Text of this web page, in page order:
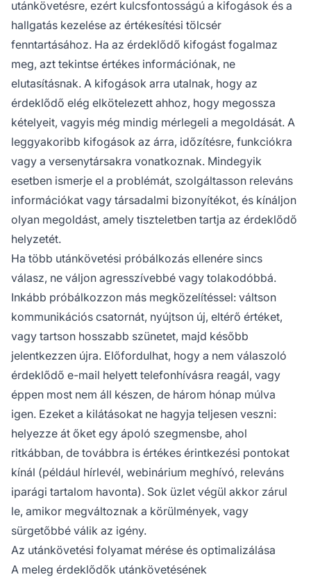
utánkövetésre, ezért kulcsfontosságú a kifogások és a
hallgatás kezelése az értékesítési tölcsér
fenntartásához. Ha az érdeklődő kifogást fogalmaz
meg, azt tekintse értékes információnak, ne
elutasításnak. A kifogások arra utalnak, hogy az
érdeklődő elég elkötelezett ahhoz, hogy megossza
kételyeit, vagyis még mindig mérlegeli a megoldását. A
leggyakoribb kifogások az árra, időzítésre, funkciókra
vagy a versenytársakra vonatkoznak. Mindegyik
esetben ismerje el a problémát, szolgáltasson releváns
információkat vagy társadalmi bizonyítékot, és kínáljon
olyan megoldást, amely tiszteletben tartja az érdeklődő
helyzetét.
Ha több utánkövetési próbálkozás ellenére sincs
válasz, ne váljon agresszívebbé vagy tolakodóbbá.
Inkább próbálkozzon más megközelítéssel: váltson
kommunikációs csatornát, nyújtson új, eltérő értéket,
vagy tartson hosszabb szünetet, majd később
jelentkezzen újra. Előfordulhat, hogy a nem válaszoló
érdeklődő e-mail helyett telefonhívásra reagál, vagy
éppen most nem áll készen, de három hónap múlva
igen. Ezeket a kilátásokat ne hagyja teljesen veszni:
helyezze át őket egy ápoló szegmensbe, ahol
ritkábban, de továbbra is értékes érintkezési pontokat
kínál (például hírlevél, webinárium meghívó, releváns
iparági tartalom havonta). Sok üzlet végül akkor zárul
le, amikor megváltoznak a körülmények, vagy
sürgetőbbé válik az igény.
Az utánkövetési folyamat mérése és optimalizálása
A meleg érdeklődők utánkövetésének